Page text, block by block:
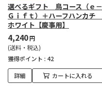
選べるギフト 鳥コース（ｅ－
Ｇｉｆｔ）＋ハーフハンカチ
ホワイト【慶事用】
4,240円
(送料・税込)
獲得ポイント : 42
詳細 カートに入れる